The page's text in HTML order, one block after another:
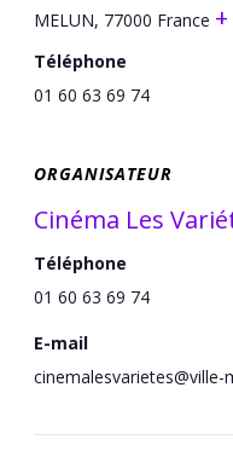
MELUN, 77000 France
Téléphone
01 60 63 69 74
ORGANISATEUR
Cinéma Les
Téléphone
01 60 63 69 74
E-mail
cinemalesvarietes@ville-